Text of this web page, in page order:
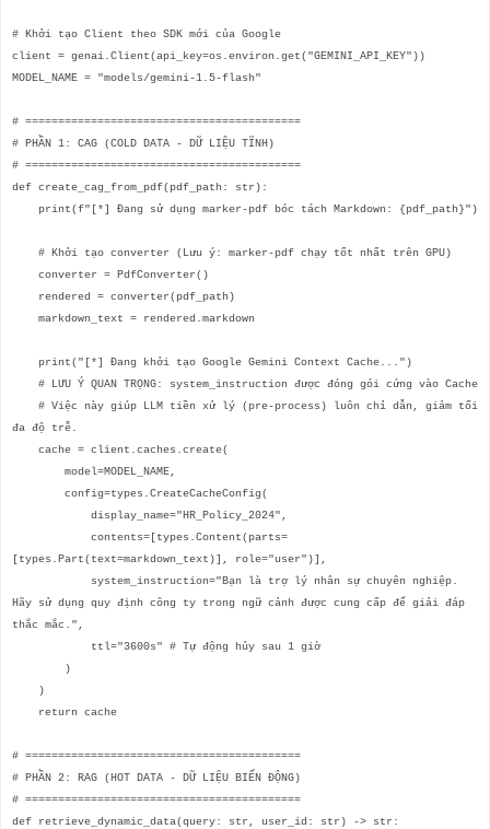
# Khởi tạo Client theo SDK mới của Google
client = genai.Client(api_key=os.environ.get("GEMINI_API_KEY"))
MODEL_NAME = "models/gemini-1.5-flash"
# ==========================================
# PHẦN 1: CAG (COLD DATA - DỮ LIỆU TĨNH)
# ==========================================
def create_cag_from_pdf(pdf_path: str):
print(f"[*] Đang sử dụng marker-pdf bóc tách Markdown: {pdf_path}")
# Khởi tạo converter (Lưu ý: marker-pdf chạy tốt nhất trên GPU)
converter = PdfConverter()
rendered = converter(pdf_path)
markdown_text = rendered.markdown
print("[*] Đang khởi tạo Google Gemini Context Cache...")
# LƯU Ý QUAN TRỌNG: system_instruction được đóng gói cứng vào Cache
# Việc này giúp LLM tiền xử lý (pre-process) luôn chỉ dẫn, giảm tối
đa độ trễ.
cache = client.caches.create(
model=MODEL_NAME,
config=types.CreateCacheConfig(
display_name="HR_Policy_2024",
contents=[types.Content(parts=
[types.Part(text=markdown_text)], role="user")],
system_instruction="Bạn là trợ lý nhân sự chuyên nghiệp.
Hãy sử dụng quy định công ty trong ngữ cảnh được cung cấp để giải đáp
thắc mắc.",
ttl="3600s" # Tự động hủy sau 1 giờ
)
)
return cache
# ==========================================
# PHẦN 2: RAG (HOT DATA - DỮ LIỆU BIẾN ĐỘNG)
# ==========================================
def retrieve_dynamic_data(query: str, user_id: str) -> str: